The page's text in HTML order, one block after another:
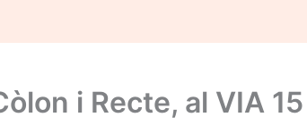
i Recte, al VIA 15